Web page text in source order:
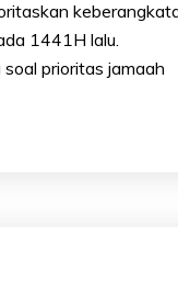
1441H lalu.
prioritas jamaah